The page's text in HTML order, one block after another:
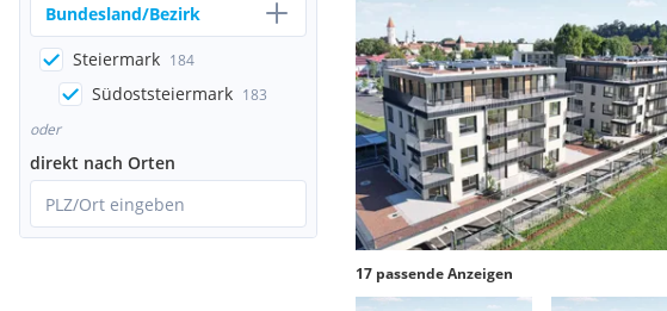
Bundesland/Bezirk
Steiermark 184
Südoststeiermark 183
oder
direkt nach Orten
PLZ/Ort eingeben
17 passende Anzeigen